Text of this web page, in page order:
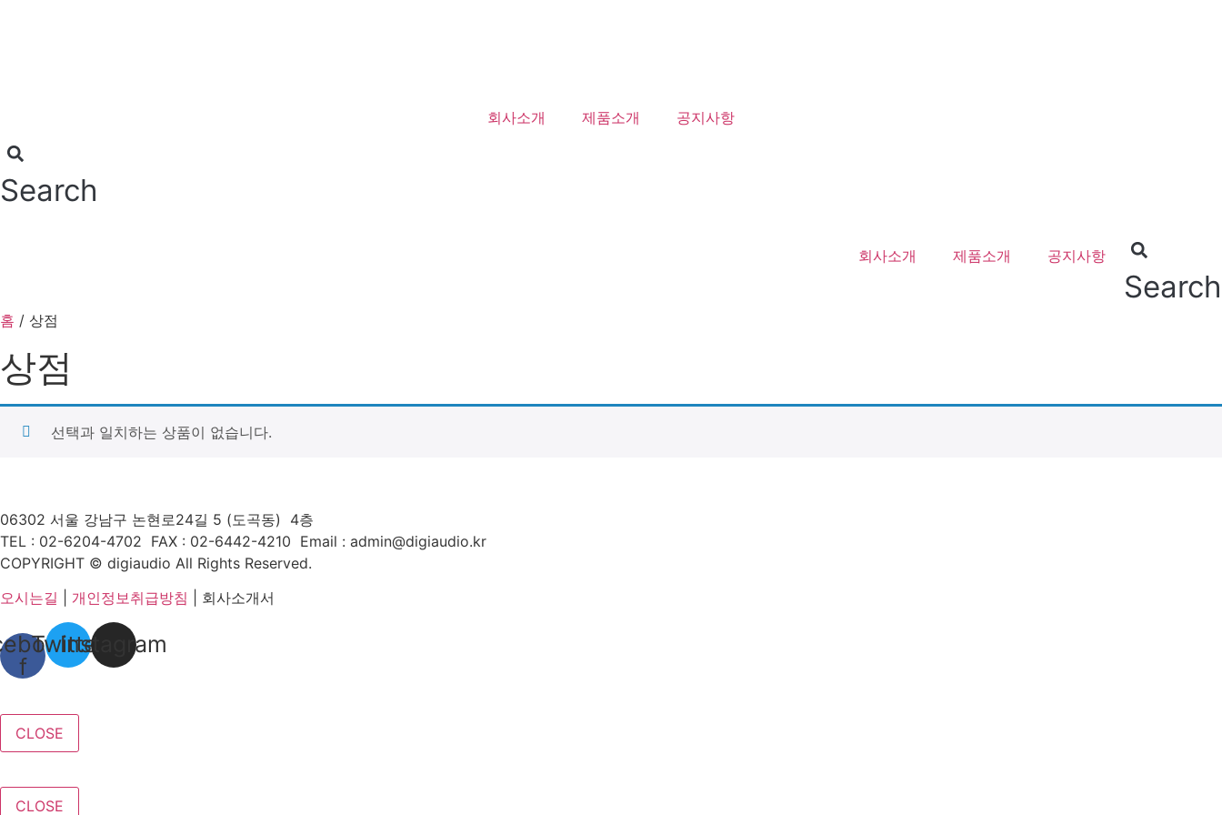
뛰
기
회사소개 제품소개 공지사항
Search
회사소개 제품소개 공지사항
Search
홈 / 상점
상점
선택과 일치하는 상품이 없습니다.
06302 서울 강남구 논현로24길 5 (도곡동) 4층
TEL : 02-6204-4702 FAX : 02-6442-4210 Email : admin@digiaudio.kr
COPYRIGHT © digiaudio All Rights Reserved.
오시는길
개인정보취급방침 | 회사소개서
f
Twitter
Instagram
CLOSE
CLOSE